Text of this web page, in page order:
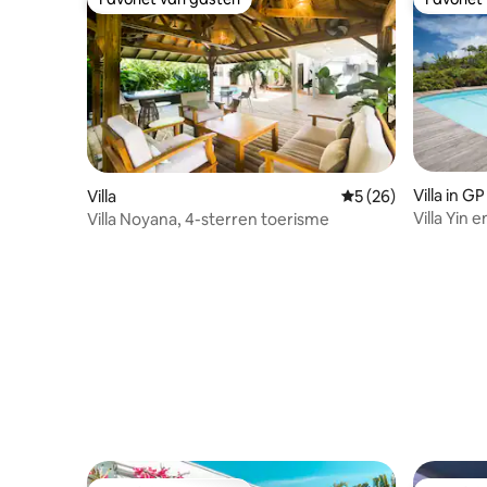
Favoriet van gasten
Villa Gemiddelde
5 (26)
Villa Noyana, 4-sterren toerisme
Villa in GP
Villa Yin